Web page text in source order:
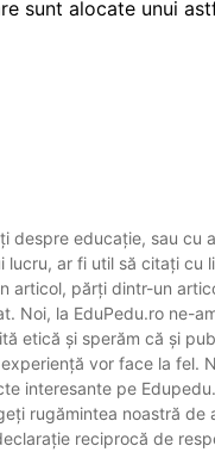
sunt alocate unui
despre educație, sau cu
lucru, ar fi util să citați cu
articol, părți dintr-un
Noi, la EduPedu.ro ne-
etică și sperăm că și
vor face la fel.
interesante pe
rugămintea noastră de
reciprocă de